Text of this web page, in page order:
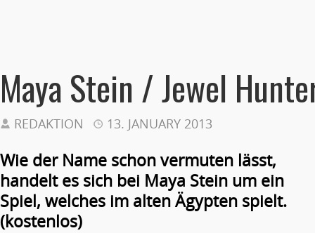
Maya Stein / Jewel
REDAKTION 13. JANUARY 2013
Wie der Name schon vermuten lässt,
handelt es sich bei Maya Stein um ein
Spiel, welches im alten Ägypten spielt.
(kostenlos)